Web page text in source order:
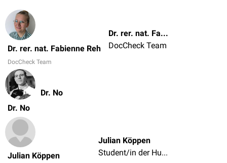
Dr. rer. nat. Fabienne Reh
DocCheck Team
Dr. rer. nat. Fabienne Reh
DocCheck Team
Dr. No
Dr. No
Julian Köppen
Julian Köppen
Student/in der Humanmedizin